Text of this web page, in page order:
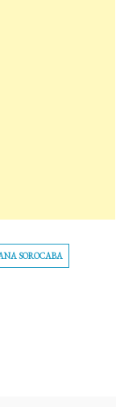
SOROCABA